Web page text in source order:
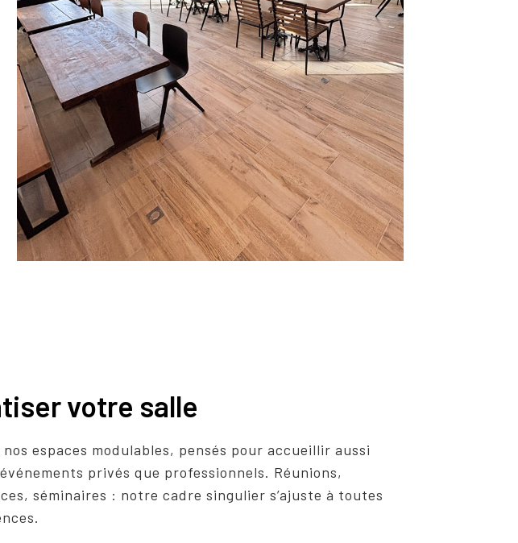
votre salle
espaces modulables, pensés pour accueillir aussi
privés que professionnels. Réunions,
séminaires : notre cadre singulier s’ajuste à toutes